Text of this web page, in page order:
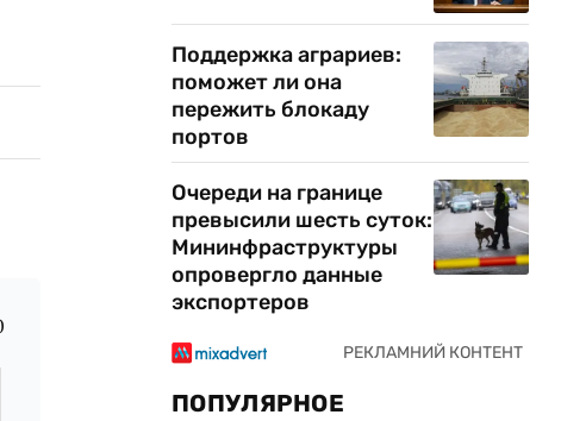
Поддержка аграриев:
поможет ли она
пережить блокаду
портов
Очереди на границе
превысили шесть суток:
Мининфраструктуры
опровергло данные
экспортеров
ПОПУЛЯРНОЕ